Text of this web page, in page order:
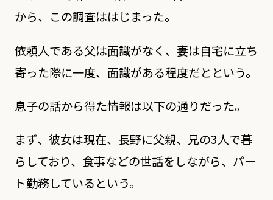
から、この調査ははじまった。
依頼人である父は面識がなく、妻は自宅に立ち
寄った際に一度、面識がある程度だとという。
息子の話から得た情報は以下の通りだった。
まず、彼女は現在、長野に父親、兄の3人で暮
らしており、食事などの世話をしながら、パー
ト勤務しているという。